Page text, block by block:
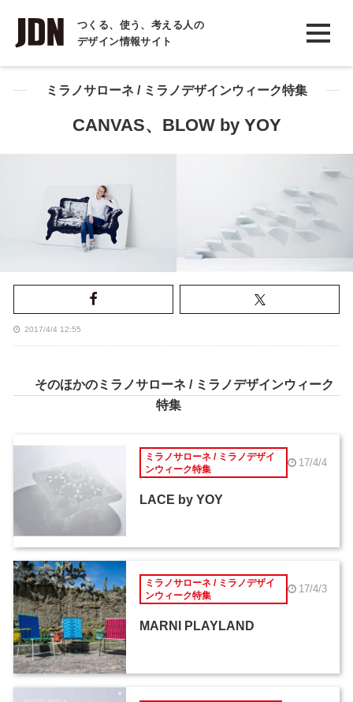
つくる、使う、考える人の
デザイン情報サイト
INTERVIEW
インタビュー
REPORT
COLUMN
ミラノサローネ / ミラノデザインウィーク特集
CANVAS、BLOW by YOY
2017/4/4 12:55
そのほかのミラノサローネ / ミラノデザインウィーク
特集
ミラノサローネ / ミラノデザイ
ンウィーク特集
17/4/4
LACE by YOY
ミラノサローネ / ミラノデザイ
ンウィーク特集
17/4/3
MARNI PLAYLAND